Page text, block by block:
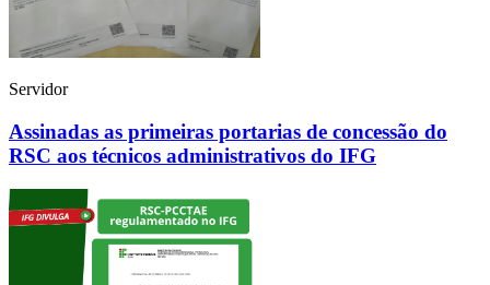
Servidor
Assinadas as primeiras portarias de concessão do
RSC aos técnicos administrativos do IFG